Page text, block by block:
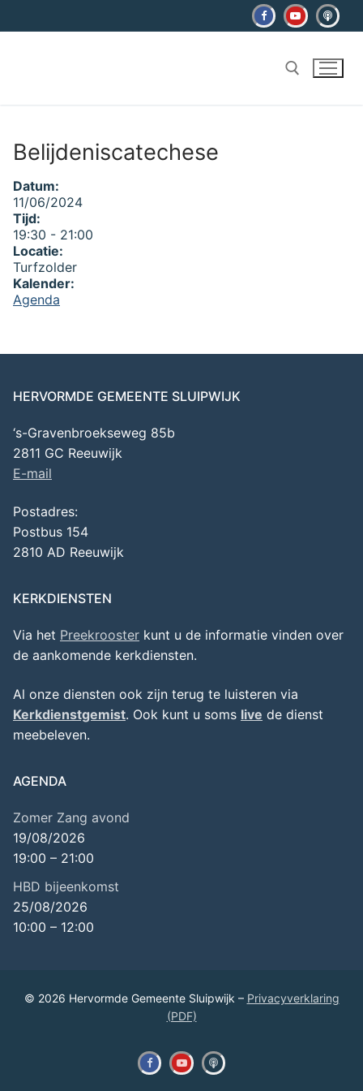
naar
Belijdeniscatechese
Datum:
11/06/2024
Tijd:
19:30 - 21:00
Locatie:
Turfzolder
Kalender:
Agenda
HERVORMDE GEMEENTE SLUIPWIJK
‘s-Gravenbroekseweg 85b
2811 GC Reeuwijk
E-mail
Postadres:
Postbus 154
2810 AD Reeuwijk
KERKDIENSTEN
Via het Preekrooster kunt u de informatie vinden over
de aankomende kerkdiensten.
Al onze diensten ook zijn terug te luisteren via
Kerkdienstgemist. Ook kunt u soms live de dienst
meebeleven.
AGENDA
Zomer Zang avond
19/08/2026
19:00 – 21:00
HBD bijeenkomst
25/08/2026
10:00 – 12:00
© 2026 Hervormde Gemeente Sluipwijk – Privacyverklaring
(PDF)